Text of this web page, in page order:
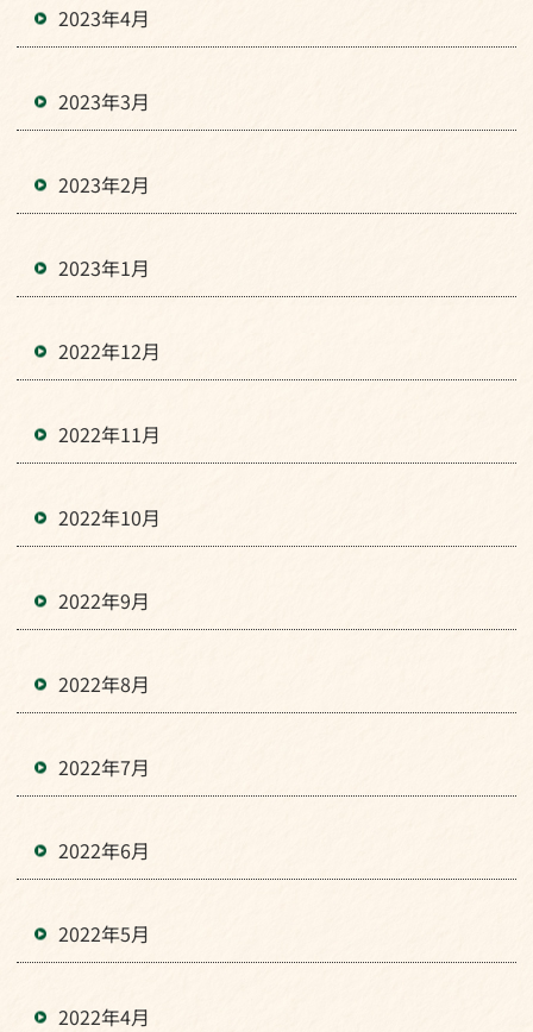
2023年4月
2023年3月
2023年2月
2023年1月
2022年12月
2022年11月
2022年10月
2022年9月
2022年8月
2022年7月
2022年6月
2022年5月
2022年4月